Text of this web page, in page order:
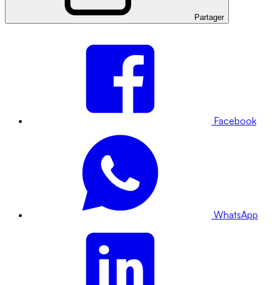
Partager
Facebook
WhatsApp